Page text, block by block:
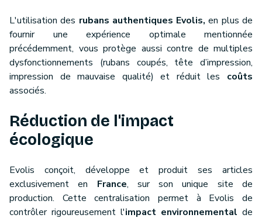
L'utilisation des rubans authentiques Evolis, en plus de
fournir une expérience optimale mentionnée
précédemment, vous protège aussi contre de multiples
dysfonctionnements (rubans coupés, tête d’impression,
impression de mauvaise qualité) et réduit les coûts
associés.
Réduction de l'impact
écologique
Evolis conçoit, développe et produit ses articles
exclusivement en France, sur son unique site de
production. Cette centralisation permet à Evolis de
contrôler rigoureusement l'impact environnemental de